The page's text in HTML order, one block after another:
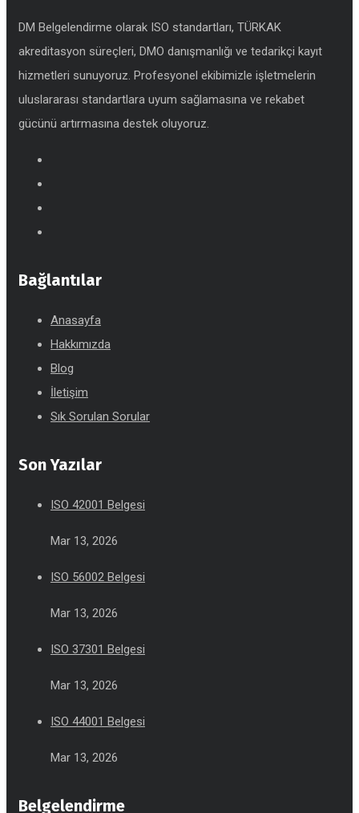
DM Belgelendirme olarak ISO standartları, TÜRKAK
akreditasyon süreçleri, DMO danışmanlığı ve tedarikçi kayıt
hizmetleri sunuyoruz. Profesyonel ekibimizle işletmelerin
uluslararası standartlara uyum sağlamasına ve rekabet
gücünü artırmasına destek oluyoruz.
Bağlantılar
Anasayfa
Hakkımızda
Blog
İletişim
Sık Sorulan Sorular
Son Yazılar
ISO 42001 Belgesi
Mar 13, 2026
ISO 56002 Belgesi
Mar 13, 2026
ISO 37301 Belgesi
Mar 13, 2026
ISO 44001 Belgesi
Mar 13, 2026
Belgelendirme